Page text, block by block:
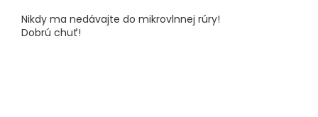
Nikdy ma nedávajte do mikrovlnnej rúry!
Dobrú chuť!